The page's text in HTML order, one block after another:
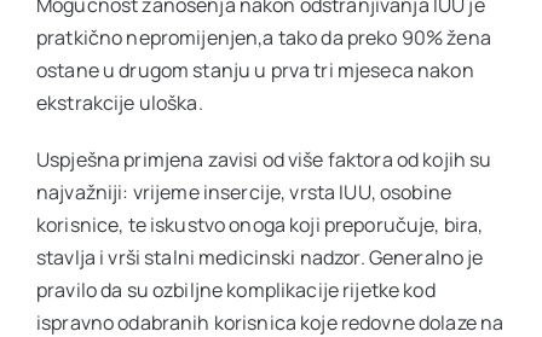
pratkično nepromijenjen,a tako da preko 90% žena
ostane u drugom stanju u prva tri mjeseca nakon
ekstrakcije uloška.
Uspješna primjena zavisi od više faktora od kojih su
najvažniji: vrijeme insercije, vrsta IUU, osobine
korisnice, te iskustvo onoga koji preporučuje, bira,
stavlja i vrši stalni medicinski nadzor. Generalno je
pravilo da su ozbiljne komplikacije rijetke kod
ispravno odabranih korisnica koje redovne dolaze na